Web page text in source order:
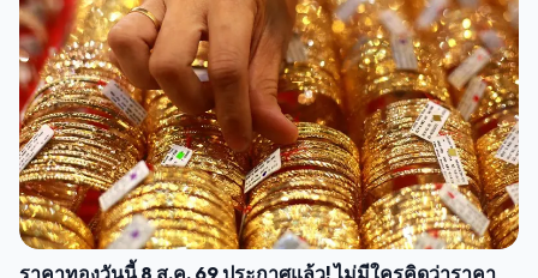
ราคาทองวันนี้ 8 ส.ค. 69 ประกาศแล้ว! ไม่มีใครคิดว่าราคา